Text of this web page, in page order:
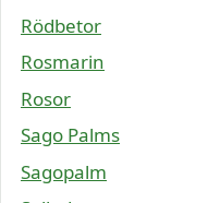
Rödbetor
Rosmarin
Rosor
Sago Palms
Sagopalm